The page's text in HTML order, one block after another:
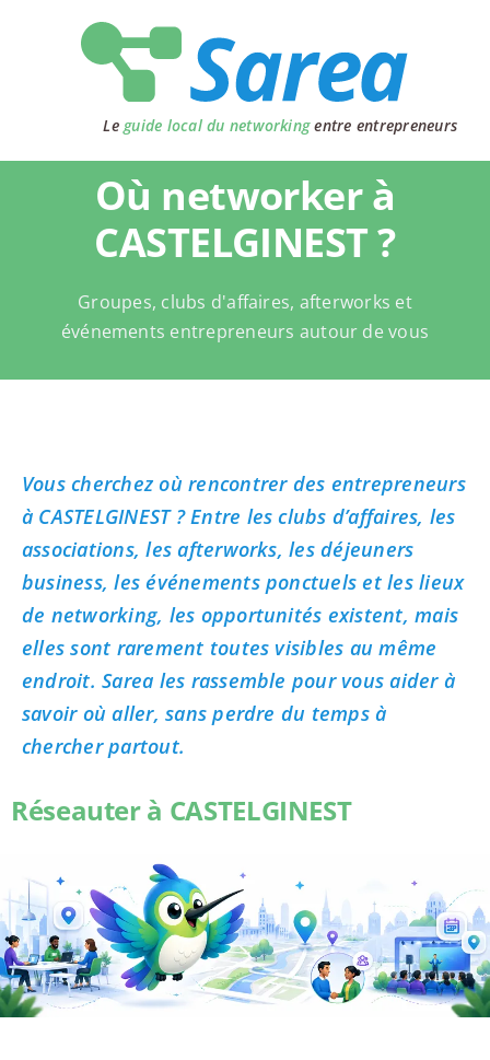
Le guide local du networkingentre entrepreneurs
Où networker à
CASTELGINEST ?
Groupes, clubs d'affaires, afterworks et
événements entrepreneurs autour de vous
Vous cherchez où rencontrer des entrepreneurs
à CASTELGINEST ? Entre les clubs d’affaires, les
associations, les afterworks, les déjeuners
business, les événements ponctuels et les lieux
de networking, les opportunités existent, mais
elles sont rarement toutes visibles au même
endroit. Sarea les rassemble pour vous aider à
savoir où aller, sans perdre du temps à
chercher partout.
Réseauter à CASTELGINEST